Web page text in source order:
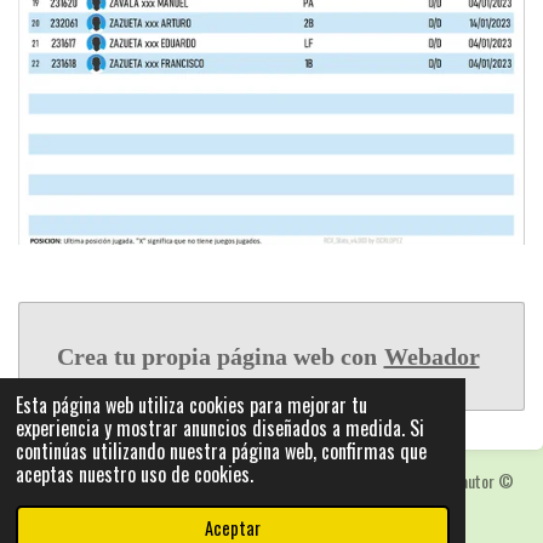
Esta página web utiliza cookies para mejorar tu
experiencia y mostrar anuncios diseñados a medida. Si
continúas utilizando nuestra página web, confirmas que
aceptas nuestro uso de cookies.
Aceptar
Crea tu propia página web con Webador
Las fotografias y logotipos pueden estar protegidas con derechos de autor©
2025: Statics - by ISCRLopez APP_Stats_v5.103